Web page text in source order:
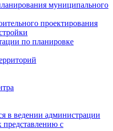
муниципального
проектирования
по планировке
в ведении администрации
с